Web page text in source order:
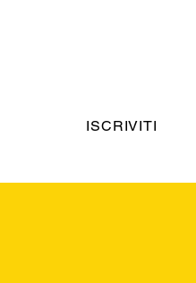
ISCRIVITI